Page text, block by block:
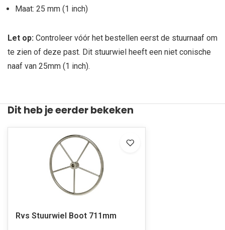
Maat: 25 mm (1 inch)
Let op: Controleer vóór het bestellen eerst de stuurnaaf om
te zien of deze past. Dit stuurwiel heeft een niet conische
naaf van 25mm (1 inch).
Dit heb je eerder bekeken
Rvs Stuurwiel Boot 711mm